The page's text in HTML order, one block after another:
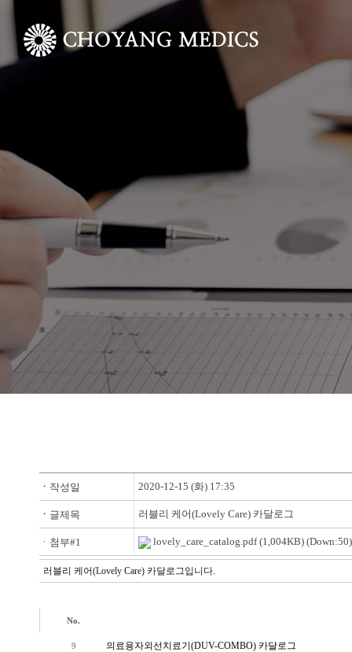
ㆍ 작성일 2020-12-15 (화) 17:35
ㆍ 글제목 러블리 케어(Lovely Care) 카달로그
ㆍ첨부#1 lovely_care_catalog.pdf(1,004KB) (Down:50)
러블리 케어(Lovely Care) 카달로그입니다.
No.
9 의료용자외선치료기(DUV-COMBO) 카달로그